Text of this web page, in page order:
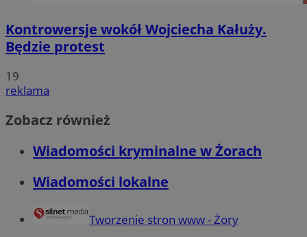
Kontrowersje wokół Wojciecha Kałuży.
Będzie protest
19
reklama
Zobacz również
Wiadomości kryminalne w Żorach
Wiadomości lokalne
Tworzenie stron www - Żory